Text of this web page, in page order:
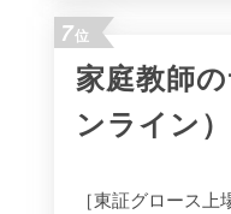
7位
家庭教師
ンライン）
［東証グロース